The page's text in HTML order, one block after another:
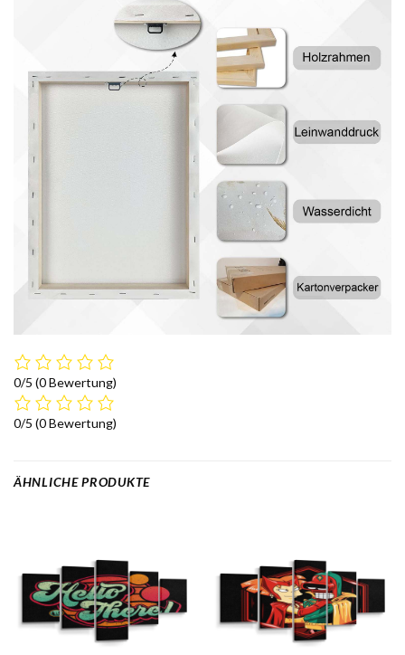
0/5 (0 Bewertung)
0/5 (0 Bewertung)
ÄHNLICHE PRODUKTE